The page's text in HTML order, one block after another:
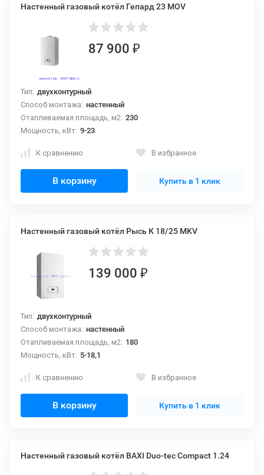
Настенный газовый котёл Гепард 23 MOV
87 900 ₽
Тип: двухконтурный
Способ монтажа: настенный
Отапливаемая площадь, м2: 230
Мощность, кВт: 9-23
К сравнению В избранное
В корзину Купить в 1 клик
Настенный газовый котёл Рысь К 18/25 MKV
139 000 ₽
Тип: двухконтурный
Способ монтажа: настенный
Отапливаемая площадь, м2: 180
Мощность, кВт: 5-18,1
К сравнению В избранное
В корзину Купить в 1 клик
Настенный газовый котёл BAXI Duo-tec Compact 1.24